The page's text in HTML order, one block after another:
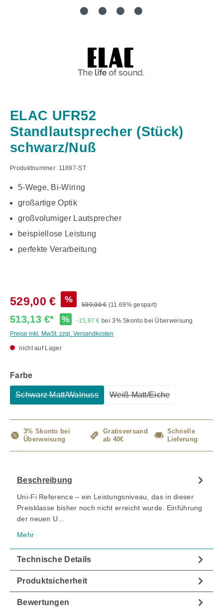
ELAC UFR52
Standlautsprecher (Stück)
schwarz/Nuß
Produktnummer: 11897-ST
5-Wege, Bi-Wiring
großartige Optik
großvolumiger Lautsprecher
beispiellose Leistung
perfekte Verarbeitung
529,00 € %
599,00 € (11.69% gespart)
513,13 €* % -15,87 € bei 3% Skonto bei Überweisung
Preise inkl. MwSt. zzgl. Versandkosten
nicht auf Lager
Farbeauswählen
Schwarz Matt/Walnuss Weiß Matt/Eiche
3% Skonto bei
Überweisung
Gratisversand
ab 40€
Schnelle
Lieferung
Beschreibung
Uni-Fi Reference – ein Leistungsniveau, das in dieser
Preisklasse bisher noch nicht erreicht wurde. Einführung
der neuen U…
Mehr
Technische Details
Produktsicherheit
Bewertungen